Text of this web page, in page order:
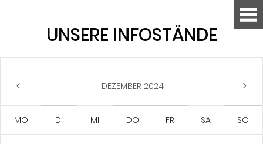
UNSERE INFOSTÄNDE
DEZEMBER 2024
MO DI MI DO FR SA SO